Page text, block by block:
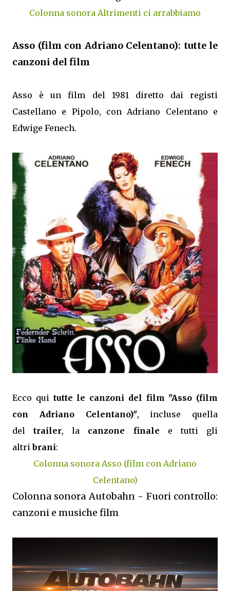
Colonna sonora Altrimenti ci arrabbiamo
Asso (film con Adriano Celentano): tutte le
canzoni del film
Asso è un film del 1981 diretto dai registi
Castellano e Pipolo, con Adriano Celentano e
Edwige Fenech.
Ecco qui tutte le canzoni del film "Asso (film
con Adriano Celentano)", incluse quella
deltrailer, la canzone finale e tutti gli
altribrani:
Colonna sonora Asso (film con Adriano
Celentano)
Colonna sonora Autobahn - Fuori controllo:
canzoni e musiche film